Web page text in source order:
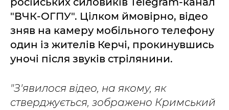
"ВЧК-ОГПУ". Цілком ймовірно, відео
зняв на камеру мобільного телефону
один із жителів Керчі, прокинувшись
уночі після звуків стрілянини.
"З'явилося відео, на якому, як
стверджується, зображено Кримський